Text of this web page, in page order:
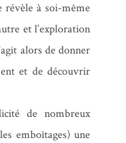
révèle à soi-même
et l’exploration
alors de donner
et de découvrir
de nombreux
emboîtages) une